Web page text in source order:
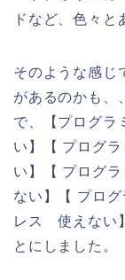
ドなど、色々と
そのような感じ
があるのかも、
で、【プログ
い】【 プログ
い】【 プログ
ない】【 プロ
レス 使えない
とにしました。